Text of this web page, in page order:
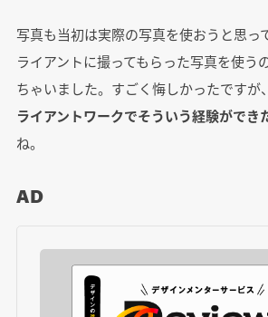
写真も当初は実際の写真を使おうと思っ
ライアントに撮ってもらった写真を使う
ちゃいました。すごく悔しかったですが、
ライアントワークでそういう経験ができ
ね。
AD